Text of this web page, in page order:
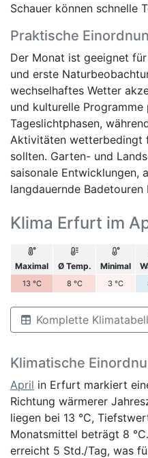
Schauer können schnelle
Praktische
Der Monat ist geeignet
und erste
wechselhaftes Wetter
und kulturelle
Tageslichtphasen,
Aktivitäten wetterbedingt
sollten. Garten- und
saisonale Entwicklungen,
langdauernde
Klima Erfurt im
Maximal Ø Temp. Minimal
13 °C 8 °C 3 °C
Komplette
Klimatische
April in Erfurt markiert
Richtung wärmerer
liegen bei 13 °C,
Monatsmittel beträgt 8
erreicht 5 Std./Tag, was